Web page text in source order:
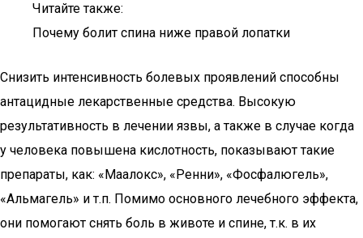
Читайте также:
Почему болит спина ниже правой лопатки
Снизить интенсивность болевых проявлений способны
антацидные лекарственные средства. Высокую
результативность в лечении язвы, а также в случае когда
у человека повышена кислотность, показывают такие
препараты, как: «Маалокс», «Ренни», «Фосфалюгель»,
«Альмагель» и т.п. Помимо основного лечебного эффекта,
они помогают снять боль в животе и спине, т.к. в их